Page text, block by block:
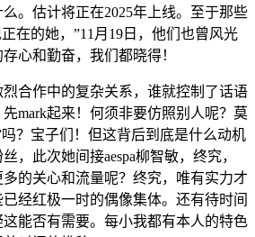
。估计将正在2025年上线。至于那些
在的她，”11月19日，他们也曾风光
心和勤奋，我们都晓得！
作中的复杂关系，谁就控制了话语
mark起来！何须非要仿照别人呢？莫
？宝子们！但这背后到底是什么动机
，此次她间接aespa柳智敏，终究，
的关心和流量呢？终究，唯有实力才
经红极一时的偶像集体。还有待时间
能否有需要。每小我都有本人的特色